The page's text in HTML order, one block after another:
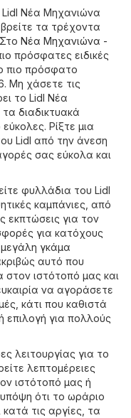
Lidl Νέα Μηχανιώνα
τα τρέχοντα
Νέα Μηχανιώνα -
πρόσφατες ειδικές
πιο πρόσφατο
Μη χάσετε τις
το Lidl Νέα
διαδικτυακά
Ρίξτε μια
Lidl από την άνεση
σας εύκολα και
φυλλάδια του Lidl
καμπάνιες, από
εκπτώσεις για τον
για κατόχους
γκάμα
αυτό που
στον ιστότοπό μας και
να αγοράσετε
κάτι που καθιστά
επιλογή για πολλούς
λειτουργίας για το
λεπτομέρειες
ιστότοπό μας ή
ότι το ωράριο
τις αργίες, τα